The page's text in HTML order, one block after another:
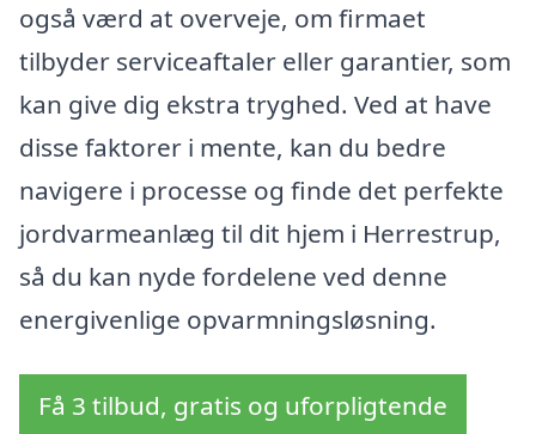
også værd at overveje, om firmaet
tilbyder serviceaftaler eller garantier, som
kan give dig ekstra tryghed. Ved at have
disse faktorer i mente, kan du bedre
navigere i processe og finde det perfekte
jordvarmeanlæg til dit hjem i Herrestrup,
så du kan nyde fordelene ved denne
energivenlige opvarmningsløsning.
Få 3 tilbud, gratis og uforpligtende